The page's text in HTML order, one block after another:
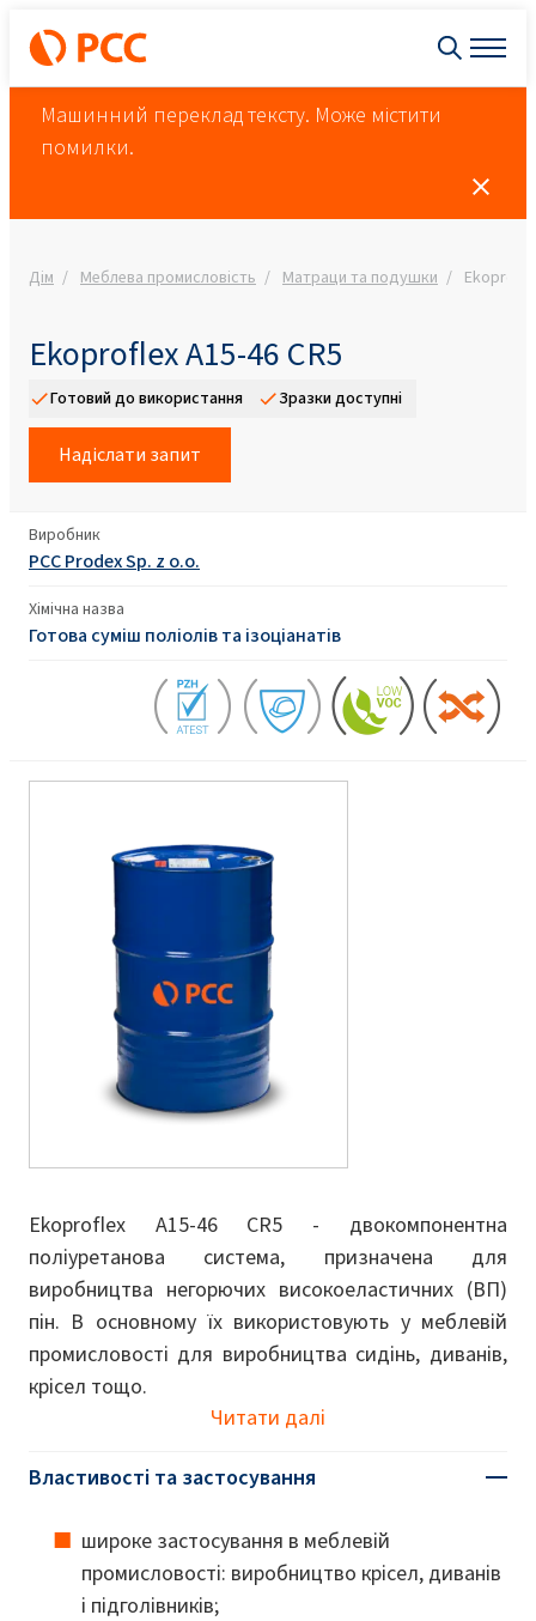
Машинний переклад тексту. Може містити
помилки.
Дім Меблева промисловість Матраци та подушки
Ekoproflex А15-46 CR5
Готовий до використання Зразки доступні
Надіслати запит
Виробник
PCC Prodex Sp. z o.o.
Хімічна назва
Готова суміш поліолів та ізоціанатів
Ekoproflex А15-46 CR5 - двокомпонентна
поліуретанова система, призначена для
виробництва негорючих високоеластичних (ВП)
пін. В основному їх використовують у меблевій
промисловості для виробництва сидінь, диванів,
крісел тощо.
Читати далі
Властивості та застосування
широке застосування в меблевій
промисловості: виробництво крісел, диванів
і підголівників;